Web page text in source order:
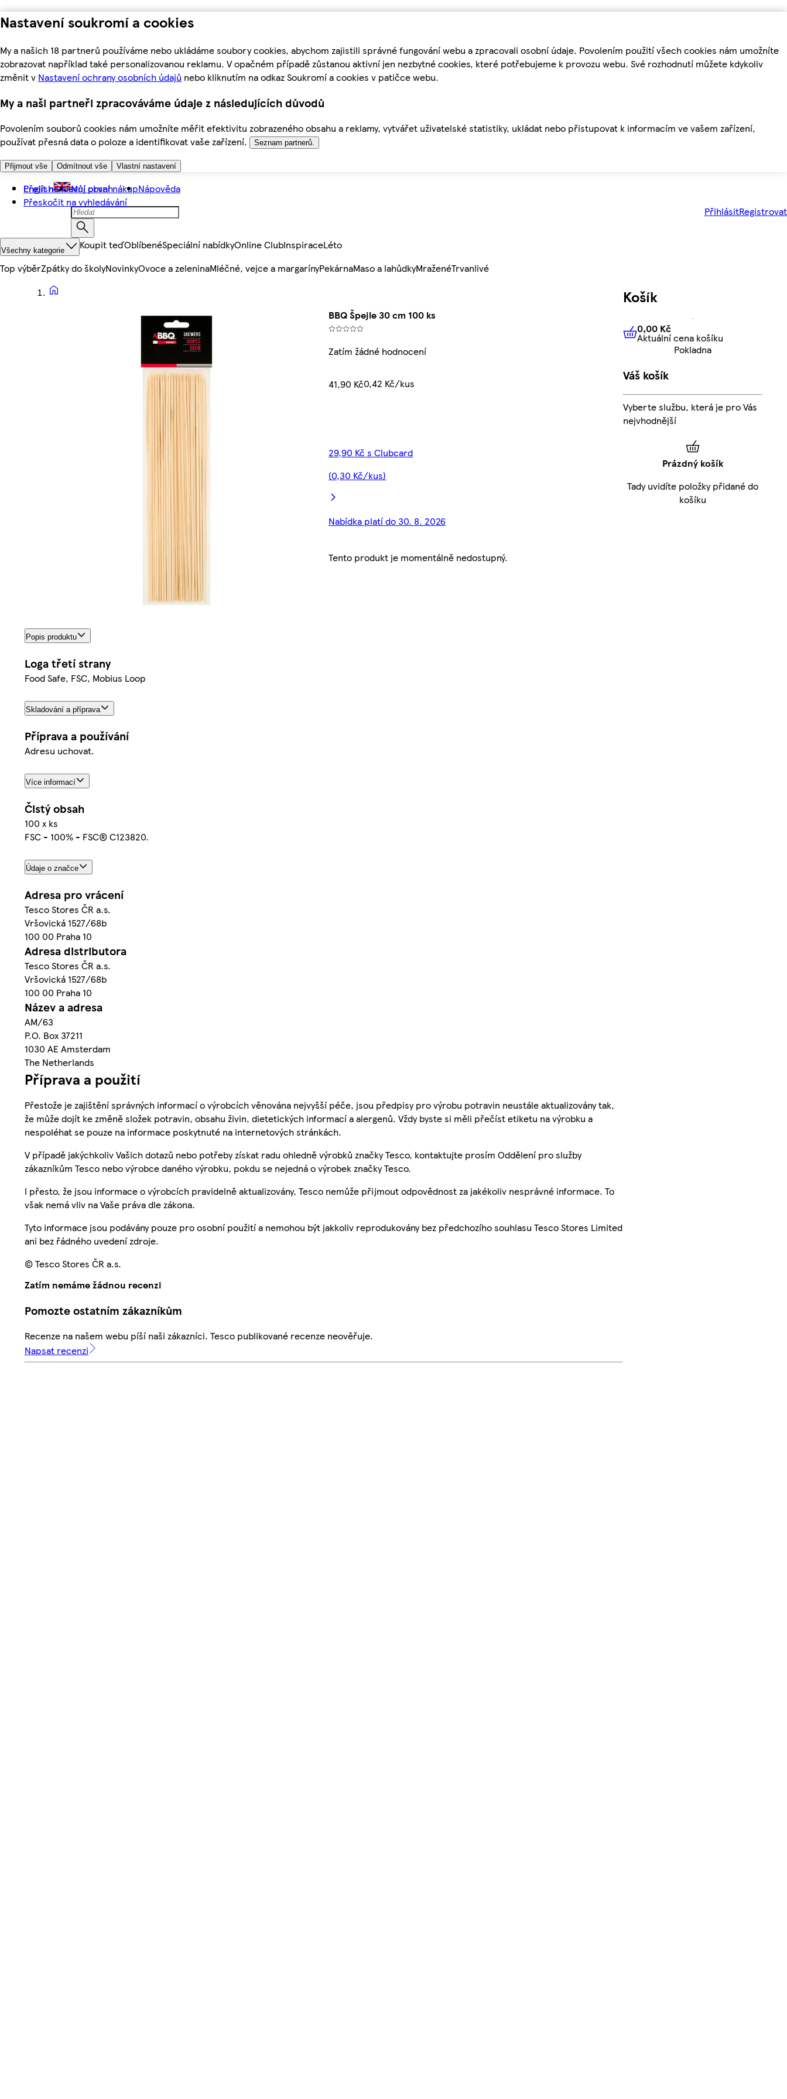
Nastavení soukromí a cookies
My a našich 18 partnerů používáme nebo ukládáme soubory cookies, abychom zajistili správné fungování webu a zpracovali osobní údaje. Povolením použití všech cookies nám umožníte
zobrazovat například také personalizovanou reklamu. V opačném případě zůstanou aktivní jen nezbytné cookies, které potřebujeme k provozu webu. Své rozhodnutí můžete kdykoliv
změnit v Nastavení ochrany osobních údajů nebo kliknutím na odkaz Soukromí a cookies v patičce webu.
My a naši partneři zpracováváme údaje z následujících důvodů
Povolením souborů cookies nám umožníte měřit efektivitu zobrazeného obsahu a reklamy, vytvářet uživatelské statistiky, ukládat nebo přistupovat k informacím ve vašem zařízení,
používat přesná data o poloze a identifikovat vaše zařízení.
Seznam partnerů.
Přijmout vše Odmítnout vše Vlastní nastavení
Přejít na hlavní obsah
Přeskočit na vyhledávání
English Můj první nákupNápověda
PřihlásitRegistrovat
Všechny kategorie Koupit teďOblíbenéSpeciální nabídkyOnline ClubInspiraceLéto
Top výběrZpátky do školyNovinkyOvoce a zeleninaMléčné, vejce a margarínyPekárnaMaso a lahůdkyMraženéTrvanlivé
BBQ Špejle 30 cm 100 ks
Zatím žádné hodnocení
41,90 Kč0,42 Kč/kus
29,90 Kč s Clubcard
(0,30 Kč/kus)
Nabídka platí do 30. 8. 2026
Tento produkt je momentálně nedostupný.
Popis produktu
Loga třetí strany
Food Safe, FSC, Mobius Loop
Skladování a příprava
Příprava a používání
Adresu uchovat.
Více informací
Čistý obsah
100 x ks
FSC - 100% - FSC® C123820.
Údaje o značce
Adresa pro vrácení
Tesco Stores ČR a.s.
Vršovická 1527/68b
100 00 Praha 10
Adresa distributora
Tesco Stores ČR a.s.
Vršovická 1527/68b
100 00 Praha 10
Název a adresa
AM/63
P.O. Box 37211
1030 AE Amsterdam
The Netherlands
Příprava a použití
Přestože je zajištění správných informací o výrobcích věnována nejvyšší péče, jsou předpisy pro výrobu potravin neustále aktualizovány tak,
že může dojít ke změně složek potravin, obsahu živin, dietetických informací a alergenů. Vždy byste si měli přečíst etiketu na výrobku a
nespoléhat se pouze na informace poskytnuté na internetových stránkách.
V případě jakýchkoliv Vašich dotazů nebo potřeby získat radu ohledně výrobků značky Tesco, kontaktujte prosím Oddělení pro služby
zákazníkům Tesco nebo výrobce daného výrobku, pokdu se nejedná o výrobek značky Tesco.
I přesto, že jsou informace o výrobcích pravidelně aktualizovány, Tesco nemůže přijmout odpovědnost za jakékoliv nesprávné informace. To
však nemá vliv na Vaše práva dle zákona.
Tyto informace jsou podávány pouze pro osobní použití a nemohou být jakkoliv reprodukovány bez předchozího souhlasu Tesco Stores Limited
ani bez řádného uvedení zdroje.
© Tesco Stores ČR a.s.
Zatím nemáme žádnou recenzi
Pomozte ostatním zákazníkům
Recenze na našem webu píší naši zákazníci. Tesco publikované recenze neověřuje.
Napsat recenzi
Košík
0,00 KčAktuální cena košíku
0,00 Kč
Aktuální cena košíku
Pokladna
Váš košík
Vyberte službu, která je pro Vás
nejvhodnější
Prázdný košík
Tady uvidíte položky přidané do
košíku